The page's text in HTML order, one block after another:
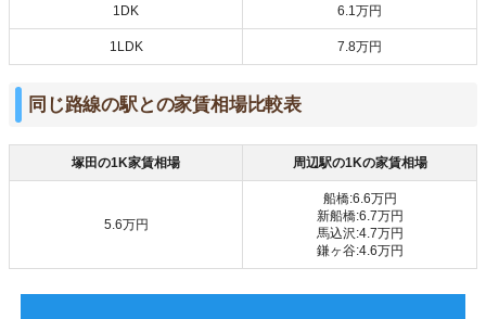
1DK 6.1万円
1LDK 7.8万円
同じ路線の駅との家賃相場比較表
塚田の1K家賃相場 周辺駅の1Kの家賃相場
5.6万円
船橋:6.6万円
新船橋:6.7万円
馬込沢:4.7万円
鎌ヶ谷:4.6万円